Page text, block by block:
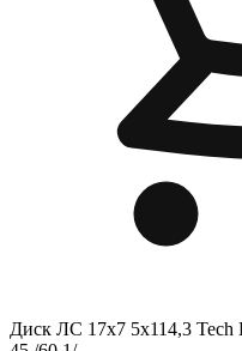
Диск ЛС 17x7 5x114,3